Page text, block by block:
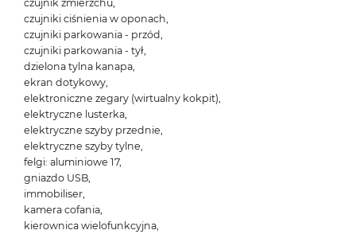
czujnik zmierzchu,
czujniki ciśnienia w oponach,
czujniki parkowania - przód,
czujniki parkowania - tył,
dzielona tylna kanapa,
ekran dotykowy,
elektroniczne zegary (wirtualny kokpit),
elektryczne lusterka,
elektryczne szyby przednie,
elektryczne szyby tylne,
felgi: aluminiowe 17,
gniazdo USB,
immobiliser,
kamera cofania,
kierownica wielofunkcyjna,